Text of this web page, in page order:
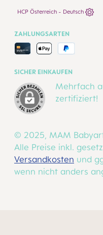
HCP Österreich - Deutsch
© 2025, MAM
Alle Preise inkl.
Versandkosten und
wenn nicht anders
SICHER EINKAUFEN
Mehrfach
zertifiziert!
ZAHLUNGSARTEN